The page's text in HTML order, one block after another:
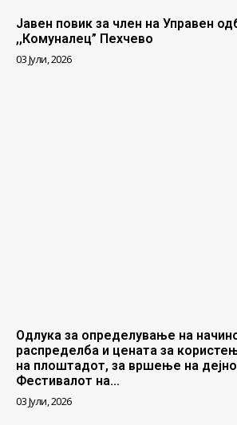
Јавен повик за член на Управен
,,Комуналец” Пехчево
03 Јули, 2026
Одлука за определување на
распределба и цената за
на плоштадот, за вршење на
Фестивалот на...
03 Јули, 2026